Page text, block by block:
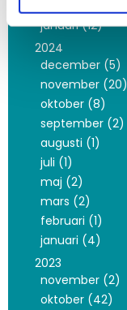
januari (12)
2024
december (5)
november (20)
oktober (8)
september (2)
augusti (1)
juli (1)
maj (2)
mars (2)
februari (1)
januari (4)
2023
november (2)
oktober (42)